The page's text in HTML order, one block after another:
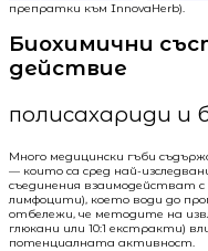
препратки към InnovaHerb).
Биохимични
действие
полисахариди и
Много медицински гъби
— които са сред най-
съединения взаимодействат
лимфоцити), което води до
отбележи, че методите на
глюкани или 10:1 екстракти)
потенциалната активност.